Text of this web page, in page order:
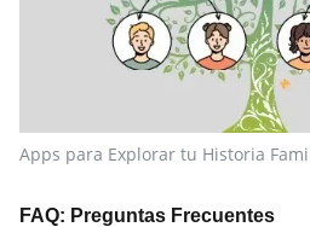
Apps para Explorar tu Historia
FAQ: Preguntas Frecuentes